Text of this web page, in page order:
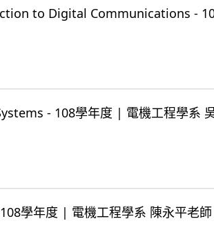
to Digital Communications -
- 108學年度 | 電機工程學系
學年度 | 電機工程學系 陳永平老師